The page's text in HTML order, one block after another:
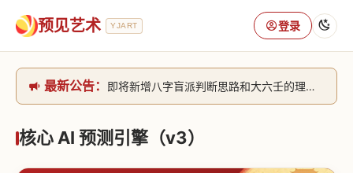
预见艺术 YJART 登录
最新公告：
即将新增八字盲派判断思路和大六壬的理气+取像判断思路。[内侧中，捐赠会员可用]2026/6/30
网站升级完成，升级全模块的算法，限时开放用户注册。2026/6/27
核心 AI 预测引擎（v3）